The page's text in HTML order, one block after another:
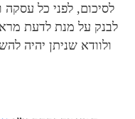
לסיכום, לפני כל עסקה
לבנק על מנת לדעת
ולוודא שניתן יהיה